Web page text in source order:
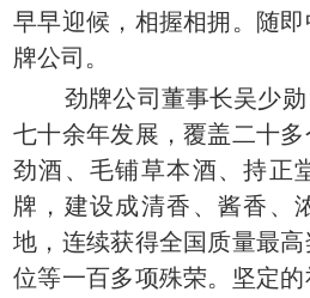
早早迎候，相握相拥。随
牌公司。
劲牌公司董事长吴少
七十余年发展，覆盖二十
劲酒、毛铺草本酒、持正
牌，建设成清香、酱香、
地，连续获得全国质量最
位等一百多项殊荣。坚定